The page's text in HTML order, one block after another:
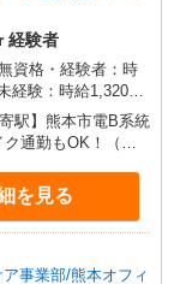
経験者
経験：時給1,320
時給1,350円〜 ◆介
駅】熊本市電B系統
通勤もOK！（規
勤務地をお選び下
を見る
事業部/熊本オフィ